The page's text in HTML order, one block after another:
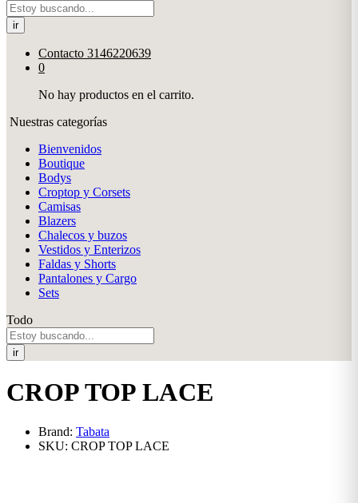
ir
Contacto 3146220639
0
No hay productos en el carrito.
Nuestras categorías
Bienvenidos
Boutique
Bodys
Croptop y Corsets
Camisas
Blazers
Chalecos y buzos
Vestidos y Enterizos
Faldas y Shorts
Pantalones y Cargo
Sets
Todo
ir
CROP TOP LACE
Brand: Tabata
SKU: CROP TOP LACE